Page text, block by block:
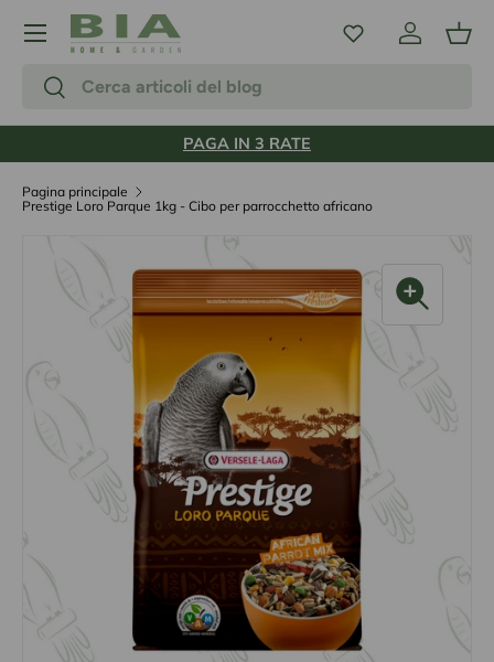
Passa ai contenuti
CercaCerca
Accedi
Menu
PAGA IN 3 RATE
Pagina principale
Prestige Loro Parque 1kg - Cibo per parrocchetto africano